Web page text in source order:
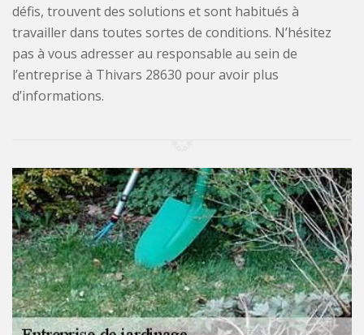
défis, trouvent des solutions et sont habitués à
travailler dans toutes sortes de conditions. N’hésitez
pas à vous adresser au responsable au sein de
l’entreprise à Thivars 28630 pour avoir plus
d’informations.